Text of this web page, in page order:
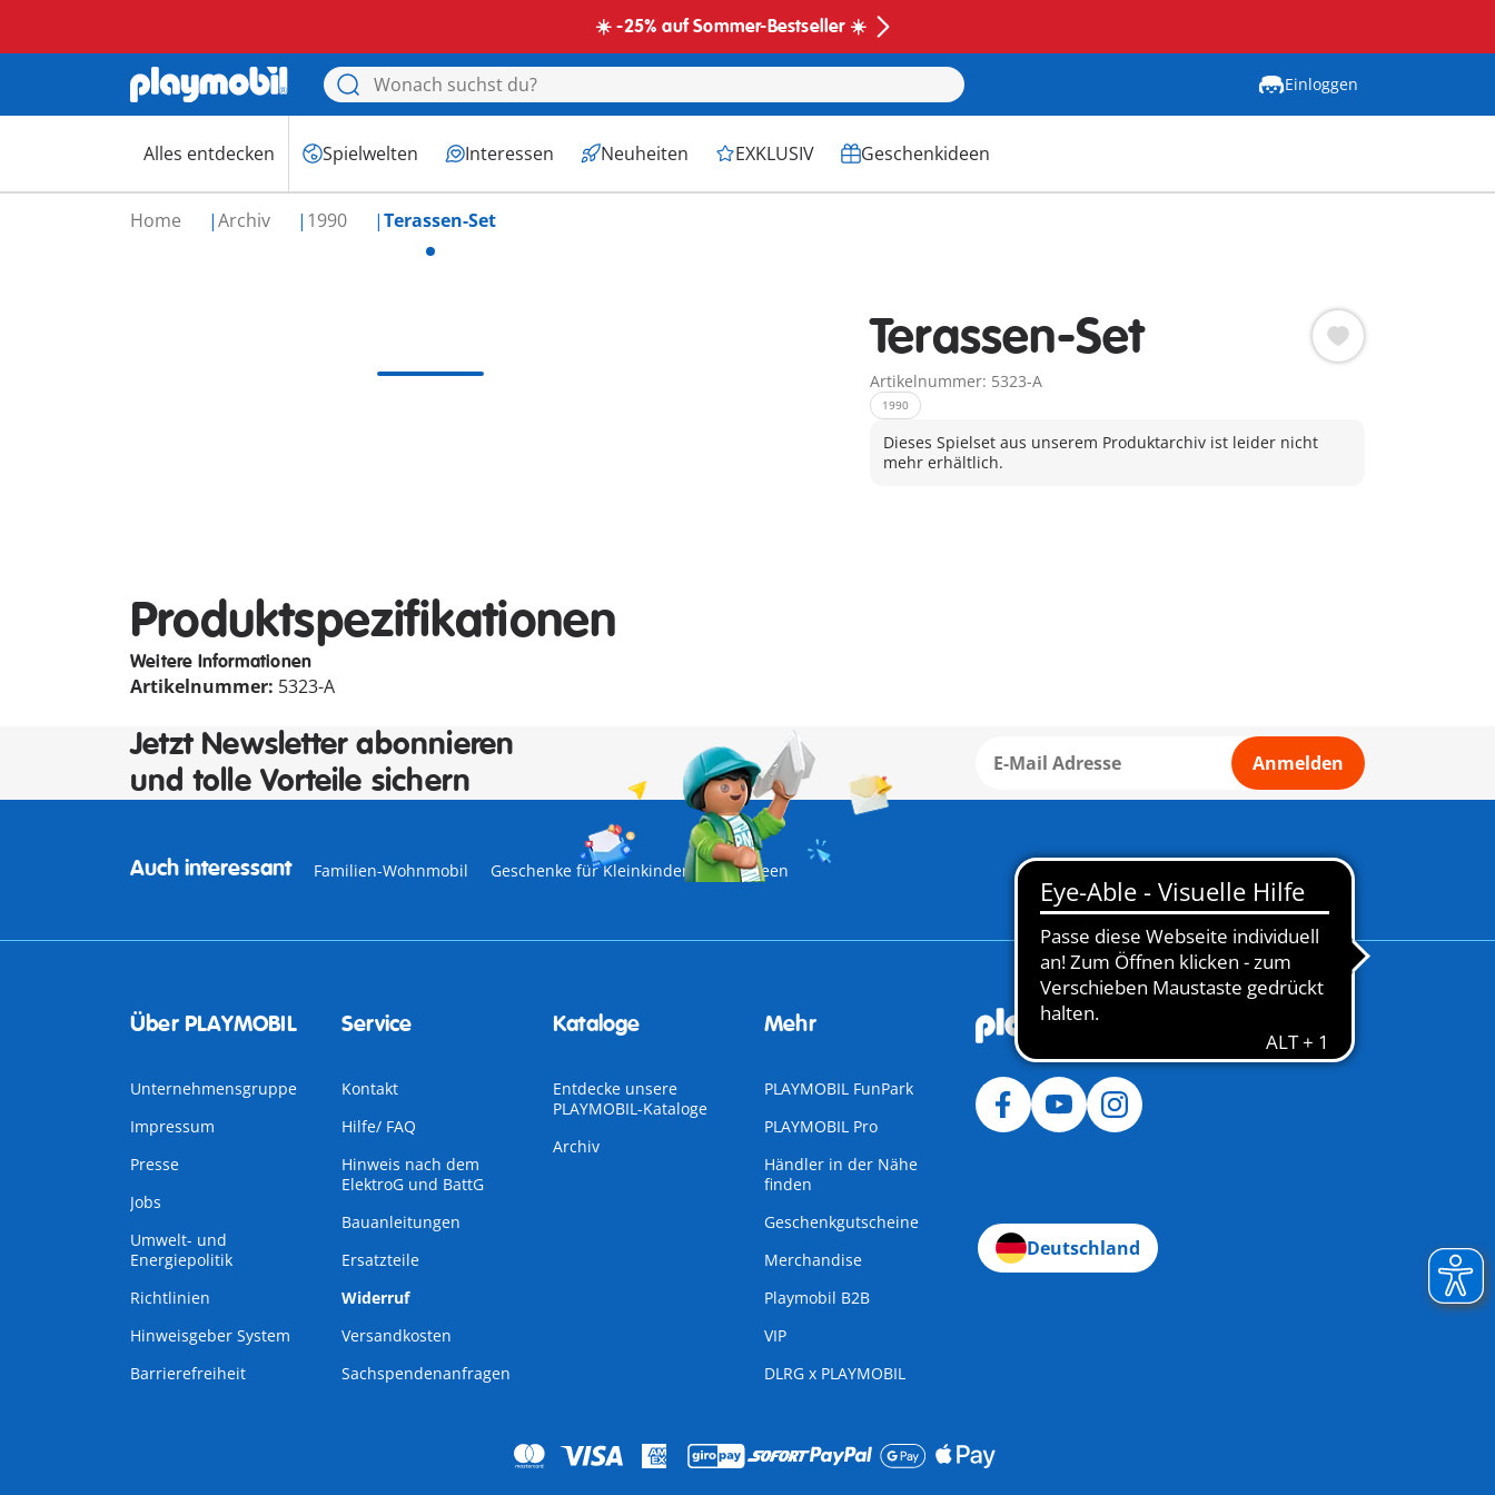
☀️ -25% auf Sommer-Bestseller ☀️
Einloggen
Alles entdecken Spielwelten Interessen Neuheiten EXKLUSIV Geschenkideen
Home Archiv 1990 Terassen-Set
Terassen-Set
Artikelnummer: 5323-A
1990
Dieses Spielset aus unserem Produktarchiv ist leider nicht
mehr erhältlich.
Produktspezifikationen
Weitere Informationen
Artikelnummer: 5323-A
Jetzt Newsletter abonnieren
und tolle Vorteile sichern
Anmelden
Auch interessant Familien-Wohnmobil Geschenke für Kleinkinder Halloween
Über PLAYMOBIL
Unternehmensgruppe
Impressum
Presse
Jobs
Umwelt- und
Energiepolitik
Richtlinien
Hinweisgeber System
Barrierefreiheit
Service
Kontakt
Hilfe/ FAQ
Hinweis nach dem
ElektroG und BattG
Bauanleitungen
Ersatzteile
Widerruf
Versandkosten
Sachspendenanfragen
Kataloge
Entdecke unsere
PLAYMOBIL-Kataloge
Archiv
Mehr
PLAYMOBIL FunPark
PLAYMOBIL Pro
Händler in der Nähe
finden
Geschenkgutscheine
Merchandise
Playmobil B2B
VIP
DLRG x PLAYMOBIL
Deutschland